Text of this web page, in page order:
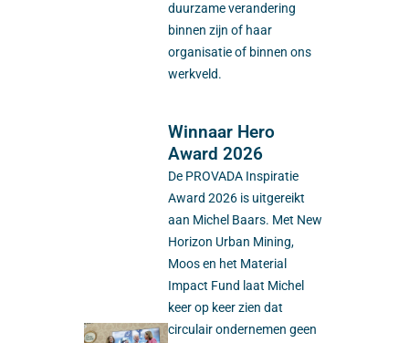
duurzame verandering
binnen zijn of haar
organisatie of binnen ons
werkveld.
Winnaar Hero
Award 2026
De PROVADA Inspiratie
Award 2026 is uitgereikt
aan Michel Baars. Met New
Horizon Urban Mining,
Moos en het Material
Impact Fund laat Michel
keer op keer zien dat
circulair ondernemen geen